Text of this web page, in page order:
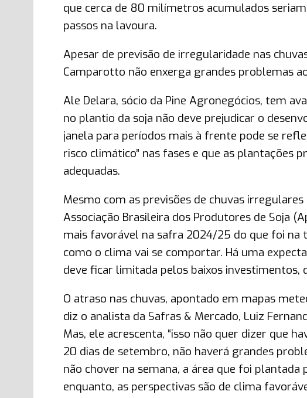
que cerca de 80 milímetros acumulados
passos na lavoura.
Apesar de previsão de irregularidade nas
Camparotto não enxerga grandes problemas
Ale Delara, sócio da Pine Agronegócios, tem
no plantio da soja não deve prejudicar o
janela para períodos mais à frente pode se
risco climático” nas fases e que as plantações
adequadas.
Mesmo com as previsões de chuvas
Associação Brasileira dos Produtores de Soja
mais favorável na safra 2024/25 do que foi na
como o clima vai se comportar. Há uma
deve ficar limitada pelos baixos investimentos,
O atraso nas chuvas, apontado em mapas
diz o analista da Safras & Mercado, Luiz
Mas, ele acrescenta, “isso não quer dizer que
20 dias de setembro, não haverá grandes
não chover na semana, a área que foi
enquanto, as perspectivas são de clima